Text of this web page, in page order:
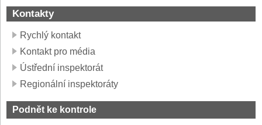
Kontakty
Rychlý kontakt
Kontakt pro média
Ústřední inspektorát
Regionální inspektoráty
Podnět ke kontrole